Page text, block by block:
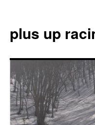
plus up